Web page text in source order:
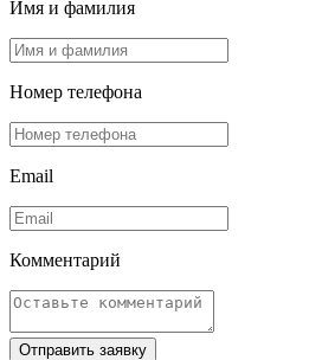
Имя и фамилия
Номер телефона
Email
Комментарий
Отправить заявку